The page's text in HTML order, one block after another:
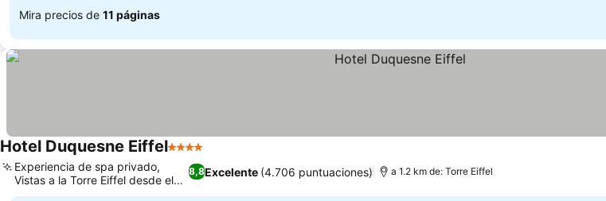
Mira precios de 11 páginas
Hotel Duquesne Eiffel4 Estrellas
8,8Excelente (4.706 puntuaciones)
Experiencia de spa privado,
Vistas a la Torre Eiffel desde el
balcón
a 1.2 km de: Torre Eiffel